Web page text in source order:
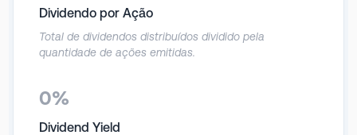
comercialização de cosméticos infantis, sob a marca Estrela
Beauty, por meio de lojas próprias e franquias.
Dividendo por Ação
Total de dividendos distribuídos dividido pela
quantidade de ações emitidas.
0%
Dividend Yield